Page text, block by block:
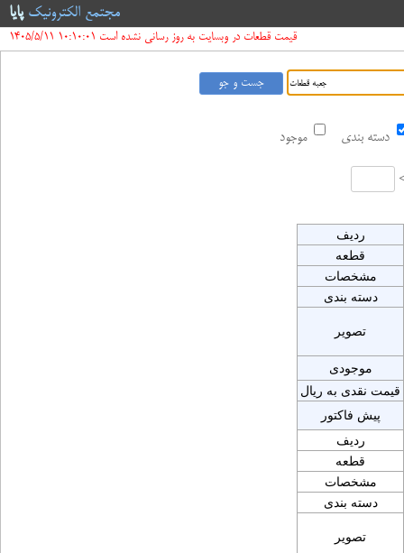
مجتمع الکترونیکپایا
قیمت قطعات در وبسایت به روز رسانی نشده است 10:10:01 1405/5/11
موجود دسته بندی
ردیف
قطعه
مشخصات
دسته بندی
تصویر
موجودی
قیمت نقدی به ریال
پیش فاکتور
ردیف
قطعه
مشخصات
دسته بندی
تصویر